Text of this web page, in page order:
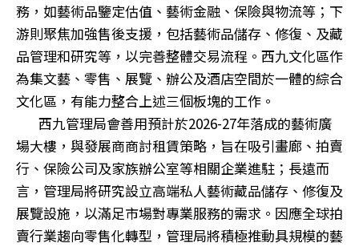
務，如藝術品鑒定估值、藝術金融、保險與物流等；下
游則聚焦加強售後支援，包括藝術品儲存、修復、及藏
品管理和研究等，以完善整體交易流程。西九文化區作
為集文藝、零售、展覽、辦公及酒店空間於一體的綜合
文化區，有能力整合上述三個板塊的工作。
西九管理局會善用預計於2026-27年落成的藝術廣
場大樓，與發展商商討租賃策略，旨在吸引畫廊、拍賣
行、保險公司及家族辦公室等相關企業進駐；長遠而
言，管理局將研究設立高端私人藝術藏品儲存、修復及
展覽設施，以滿足市場對專業服務的需求。因應全球拍
賣行業趨向零售化轉型，管理局將積極推動具規模的藝